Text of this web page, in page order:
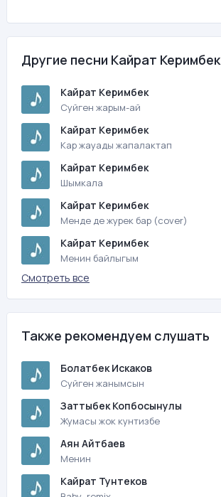
Другие песни Кайрат Керимбек
Кайрат Керимбек
Суйген жарым-ай
Кайрат Керимбек
Кар жауады жапалактап
Кайрат Керимбек
Шымкала
Кайрат Керимбек
Менде де журек бар (cover)
Кайрат Керимбек
Менин байлыгым
Смотреть все
Также рекомендуем слушать
Болатбек Искаков
Суйген жанымсын
Заттыбек Копбосынулы
Жумасы жок кунтизбе
Аян Айтбаев
Менин
Кайрат Тунтеков